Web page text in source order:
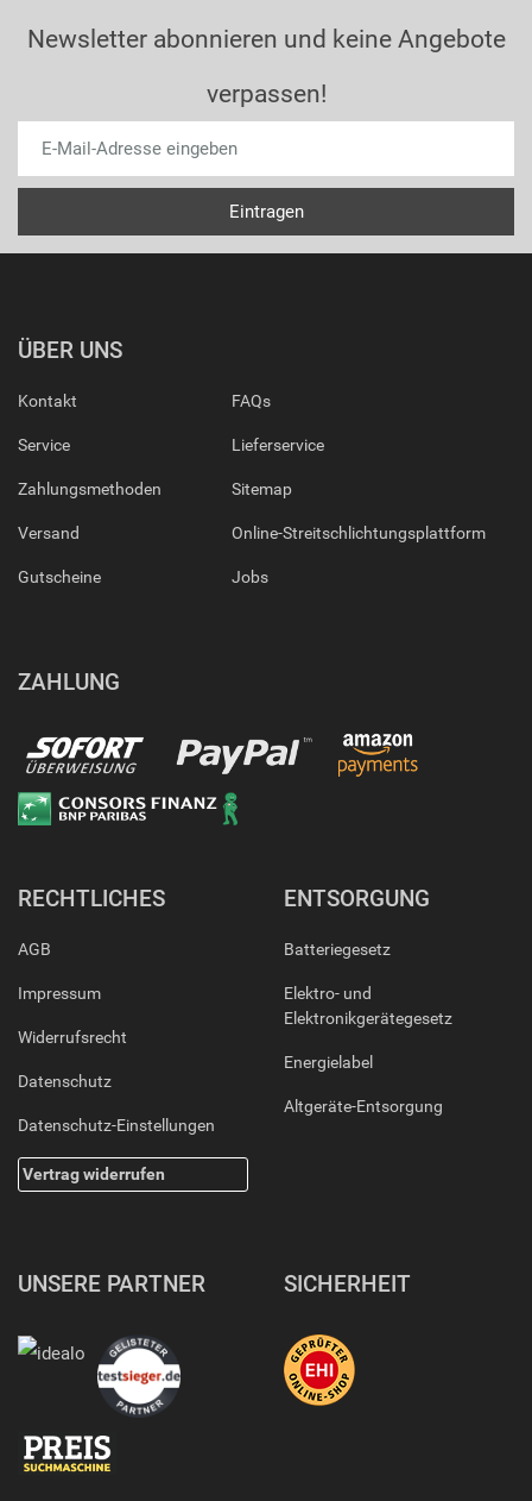
Newsletter abonnieren und keine Angebote
verpassen!
ÜBER UNS
Kontakt
Service
Zahlungsmethoden
Versand
Gutscheine
FAQs
Lieferservice
Sitemap
Online-Streitschlichtungsplattform
Jobs
ZAHLUNG
RECHTLICHES
AGB
Impressum
Widerrufsrecht
Datenschutz
Datenschutz-Einstellungen
Vertrag widerrufen
ENTSORGUNG
Batteriegesetz
Elektro- und
Elektronikgerätegesetz
Energielabel
Altgeräte-Entsorgung
UNSERE PARTNER SICHERHEIT